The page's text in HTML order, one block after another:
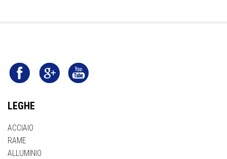
LEGHE
ACCIAIO
RAME
ALLUMINIO